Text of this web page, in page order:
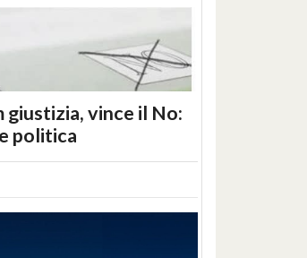
giustizia, vince il No:
politica